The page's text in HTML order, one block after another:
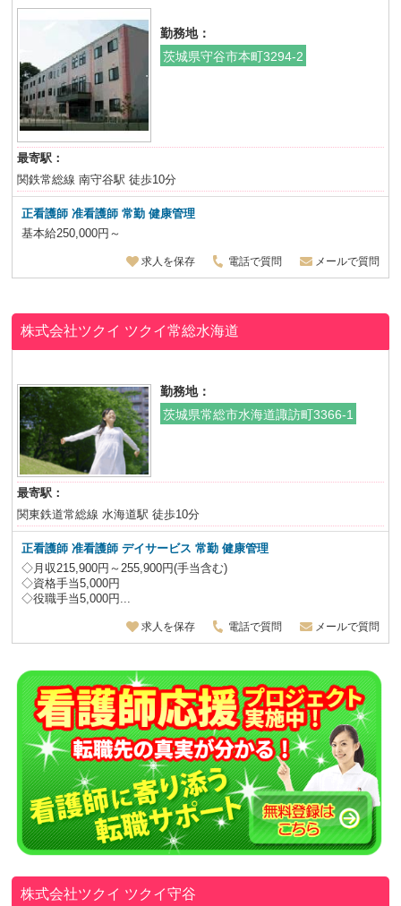
勤務地：
茨城県守谷市本町3294-2
最寄駅：
関鉄常総線 南守谷駅 徒歩10分
正看護師 准看護師常勤 健康管理
基本給250,000円～
求人を保存 電話で質問 メールで質問
株式会社ツクイ ツクイ常総水海道
勤務地：
茨城県常総市水海道諏訪町3366-1
最寄駅：
関東鉄道常総線 水海道駅 徒歩10分
正看護師 准看護師 デイサービス 常勤 健康管理
◇月収215,900円～255,900円(手当含む)
◇資格手当5,000円
◇役職手当5,000円...
求人を保存 電話で質問 メールで質問
株式会社ツクイ ツクイ守谷